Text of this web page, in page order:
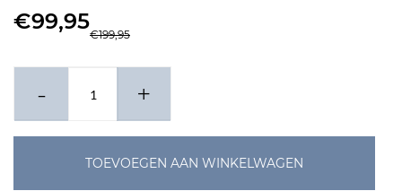
€99,95
€199,95
- +
TOEVOEGEN AAN WINKELWAGEN